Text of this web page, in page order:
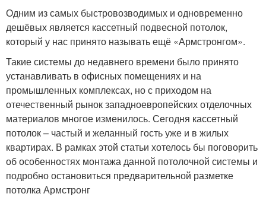
Одним из самых быстровозводимых и одновременно
дешёвых является кассетный подвесной потолок,
который у нас принято называть ещё «Армстронгом».
Такие системы до недавнего времени было принято
устанавливать в офисных помещениях и на
промышленных комплексах, но с приходом на
отечественный рынок западноевропейских отделочных
материалов многое изменилось. Сегодня кассетный
потолок – частый и желанный гость уже и в жилых
квартирах. В рамках этой статьи хотелось бы поговорить
об особенностях монтажа данной потолочной системы и
подробно остановиться предварительной разметке
потолка Армстронг